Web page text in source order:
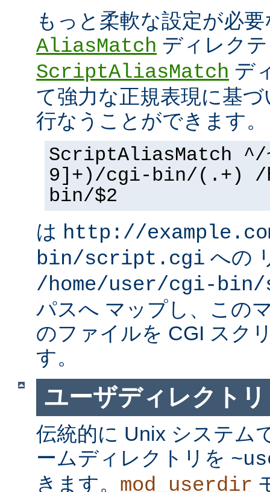
もっと柔軟な設定が必
AliasMatch ディレク
ScriptAliasMatch デ
て強力な正規表現に基
行なうことができます
ScriptAliasMatch
9]+)/cgi-bin/(.+) /
bin/$2
は http://
bin/script.cgi への
/home/user/cgi-
パスへ マップし、この
のファイルを CGI スク
す。
ユーザディレクトリ
伝統的に Unix システム
ームディレクトリを
きます。 mod_userdir